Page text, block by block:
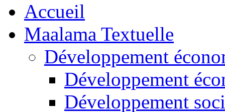
Accueil
Maalama Textuelle
Développement
Développement
Développement